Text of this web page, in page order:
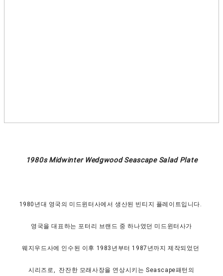
1980s Midwinter Wedgwood Seascape Salad Plate
1980년대 영국의 미드윈터사에서 생산된 빈티지 플레이트입니다.
영국을 대표하는 포터리 브랜드 중 하나였던 미드윈터사가
웨지우드사에 인수된 이후 1983년부터 1987년까지 제작되었던
시리즈로, 잔잔한 모래사장을 연상시키는 Seascape패턴의